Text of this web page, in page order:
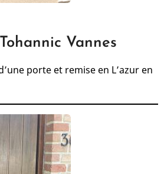
Vannes
porte et remise en L’azur en